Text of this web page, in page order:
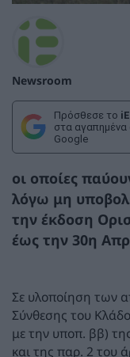
Newsroom
Πρόσθεσε το
στα αγαπημένα
Google
οι οποίες
λόγω μη
την έκδοση
έως την 30η
Σε υλοποίηση των
Σύνθεσης του
με την υποπ. ββ)
και της παρ. 2 του